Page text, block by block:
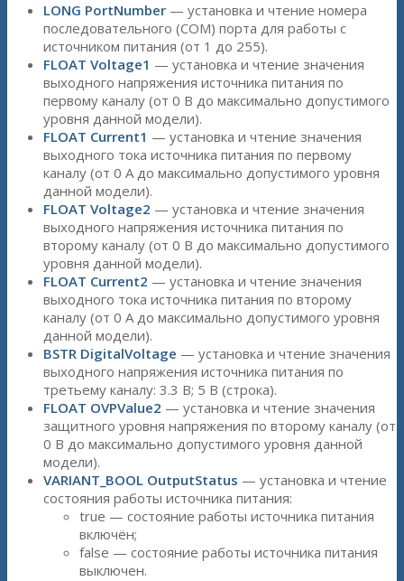
LONG PortNumber — установка и чтение номера
последовательного (COM) порта для работы с
источником питания (от 1 до 255).
FLOAT Voltage1 — установка и чтение значения
выходного напряжения источника питания по
первому каналу (от 0 В до максимально допустимого
уровня данной модели).
FLOAT Current1 — установка и чтение значения
выходного тока источника питания по первому
каналу (от 0 А до максимально допустимого уровня
данной модели).
FLOAT Voltage2 — установка и чтение значения
выходного напряжения источника питания по
второму каналу (от 0 В до максимально допустимого
уровня данной модели).
FLOAT Current2 — установка и чтение значения
выходного тока источника питания по второму
каналу (от 0 А до максимально допустимого уровня
данной модели).
BSTR DigitalVoltage — установка и чтение значения
выходного напряжения источника питания по
третьему каналу: 3.3 В; 5 В (строка).
FLOAT OVPValue2 — установка и чтение значения
защитного уровня напряжения по второму каналу (от
0 В до максимально допустимого уровня данной
модели).
VARIANT_BOOL OutputStatus — установка и чтение
состояния работы источника питания:
true — состояние работы источника питания
включён;
false — состояние работы источника питания
выключен.